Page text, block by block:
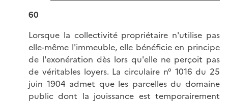
60
Lorsque la collectivité propriétaire n'utilise pas
elle-même l'immeuble, elle bénéficie en principe
de l'exonération dès lors qu'elle ne perçoit pas
de véritables loyers. La circulaire n° 1016 du 25
juin 1904 admet que les parcelles du domaine
public dont la jouissance est temporairement